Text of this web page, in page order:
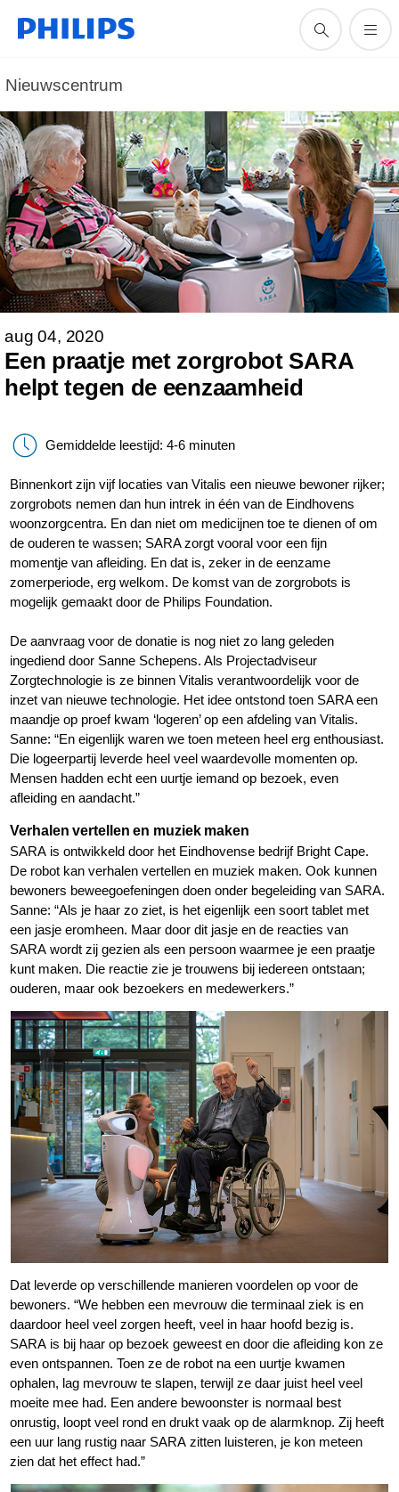
Nieuwscentrum
aug 04, 2020
Een praatje met zorgrobot SARA
helpt tegen de eenzaamheid
Gemiddelde leestijd: 4-6 minuten
Binnenkort zijn vijf locaties van Vitalis een nieuwe bewoner rijker;
zorgrobots nemen dan hun intrek in één van de Eindhovens
woonzorgcentra. En dan niet om medicijnen toe te dienen of om
de ouderen te wassen; SARA zorgt vooral voor een fijn
momentje van afleiding. En dat is, zeker in de eenzame
zomerperiode, erg welkom. De komst van de zorgrobots is
mogelijk gemaakt door de Philips Foundation.
De aanvraag voor de donatie is nog niet zo lang geleden
ingediend door Sanne Schepens. Als Projectadviseur
Zorgtechnologie is ze binnen Vitalis verantwoordelijk voor de
inzet van nieuwe technologie. Het idee ontstond toen SARA een
maandje op proef kwam ‘logeren’ op een afdeling van Vitalis.
Sanne: “En eigenlijk waren we toen meteen heel erg enthousiast.
Die logeerpartij leverde heel veel waardevolle momenten op.
Mensen hadden echt een uurtje iemand op bezoek, even
afleiding en aandacht.”
Verhalen vertellen en muziek maken
SARA is ontwikkeld door het Eindhovense bedrijf Bright Cape.
De robot kan verhalen vertellen en muziek maken. Ook kunnen
bewoners beweegoefeningen doen onder begeleiding van SARA.
Sanne: “Als je haar zo ziet, is het eigenlijk een soort tablet met
een jasje eromheen. Maar door dit jasje en de reacties van
SARA wordt zij gezien als een persoon waarmee je een praatje
kunt maken. Die reactie zie je trouwens bij iedereen ontstaan;
ouderen, maar ook bezoekers en medewerkers.”
Dat leverde op verschillende manieren voordelen op voor de
bewoners. “We hebben een mevrouw die terminaal ziek is en
daardoor heel veel zorgen heeft, veel in haar hoofd bezig is.
SARA is bij haar op bezoek geweest en door die afleiding kon ze
even ontspannen. Toen ze de robot na een uurtje kwamen
ophalen, lag mevrouw te slapen, terwijl ze daar juist heel veel
moeite mee had. Een andere bewoonster is normaal best
onrustig, loopt veel rond en drukt vaak op de alarmknop. Zij heeft
een uur lang rustig naar SARA zitten luisteren, je kon meteen
zien dat het effect had.”